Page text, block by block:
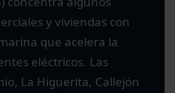
y viviendas con
que acelera la
eléctricos. Las
La Higuerita, Callejón